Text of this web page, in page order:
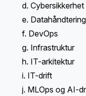
d. Cybersikkerhet
e. Datahåndtering
f. DevOps
g. Infrastruktur
h. IT-arkitektur
i. IT-drift
j. MLOps og AI-